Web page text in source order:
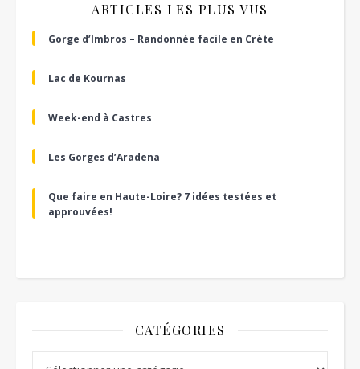
ARTICLES LES PLUS VUS
Gorge d’Imbros – Randonnée facile en Crète
Lac de Kournas
Week-end à Castres
Les Gorges d’Aradena
Que faire en Haute-Loire? 7 idées testées et
approuvées!
CATÉGORIES